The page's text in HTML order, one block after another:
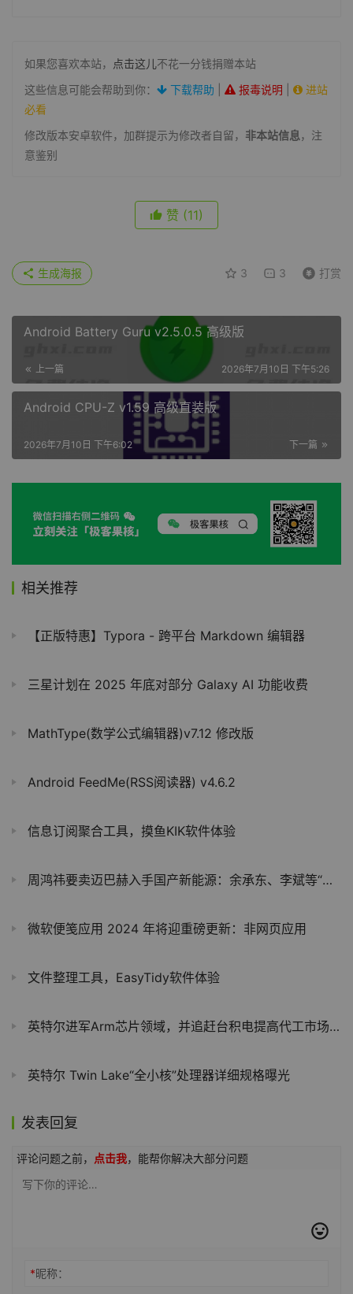
如果您喜欢本站， 点击这儿不花一分钱捐赠本站
这些信息可能会帮助到你：
下载帮助 报毒说明
进站
必看
修改版本安卓软件，加群提示为修改者自留， 非本站信息，注
意鉴别
赞 (11)
3 3 打赏
生成海报
Android Battery Guru v2.5.0.5 高级版
上一篇 2026年7月10日 下午5:26
Android CPU-Z v1.59 高级直装版
下一篇
2026年7月10日 下午6:02
相关推荐
【正版特惠】Typora - 跨平台 Markdown 编辑器
三星计划在 2025 年底对部分 Galaxy AI 功能收费
MathType(数学公式编辑器)v7.12 修改版
Android FeedMe(RSS阅读器) v4.6.2
信息订阅聚合工具，摸鱼KIK软件体验
周鸿祎要卖迈巴赫入手国产新能源：余承东、李斌等“排队送车”
微软便笺应用 2024 年将迎重磅更新：非网页应用
文件整理工具，EasyTidy软件体验
英特尔进军Arm芯片领域，并追赶台积电提高代工市场份额
英特尔 Twin Lake“全小核”处理器详细规格曝光
发表回复
评论问题之前， 点击我，能帮你解决大部分问题
*昵称：